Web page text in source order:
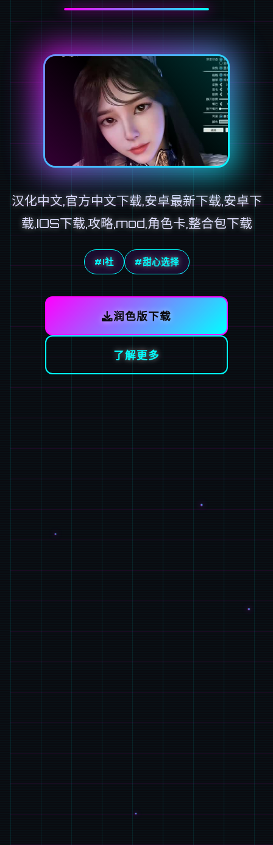
汉化中文,官方中文下载,安卓最新下载,安卓下
载,IOS下载,攻略,mod,角色卡,整合包下载
#I社 #甜心选择
润色版下载
了解更多